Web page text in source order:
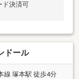
ド決済可
ドール
線 塚本駅 徒歩4分